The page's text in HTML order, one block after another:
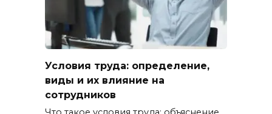
Условия труда: определение,
виды и их влияние на
сотрудников